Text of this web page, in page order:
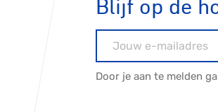
Blijf op de
Door je aan te melden